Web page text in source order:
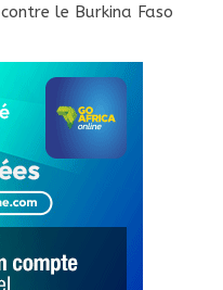
contre le Burkina Faso